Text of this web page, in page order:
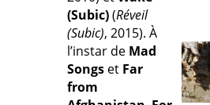
(Subic)(Réveil
(Subic), 2015). À
l’instar de Mad
Songs et Far
from